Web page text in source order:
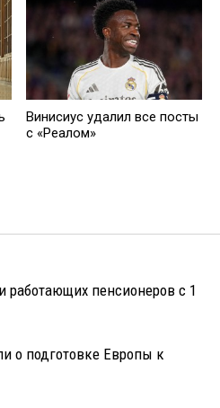
Винисиус удалил все посты
с «Реалом»
работающих пенсионеров с 1
о подготовке Европы к